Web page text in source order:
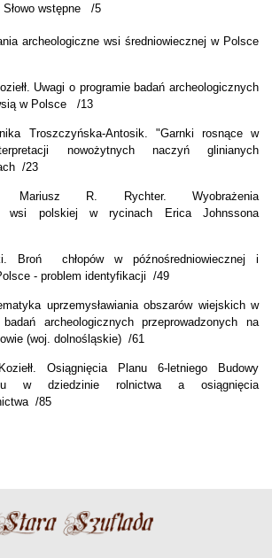
Słowo wstępne /5
archeologiczne wsi średniowiecznej w Polsce
Uwagi o programie badań archeologicznych
w Polsce /13
Troszczyńska-Antosik. "Garnki rosnące w
nowożytnych naczyń glinianych
/23
Mariusz R. Rychter. Wyobrażenia
wsi polskiej w rycinach Erica Johnssona
Broń chłopów w późnośredniowiecznej i
- problem identyfikacji /49
uprzemysławiania obszarów wiejskich w
archeologicznych przeprowadzonych na
(woj. dolnośląskie) /61
Osiągnięcia Planu 6-letniego Budowy
w dziedzinie rolnictwa a osiągnięcia
/85